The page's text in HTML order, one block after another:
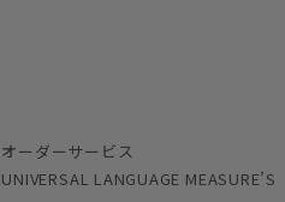
オーダーサービス
UNIVERSAL LANGUAGE MEASURE’S